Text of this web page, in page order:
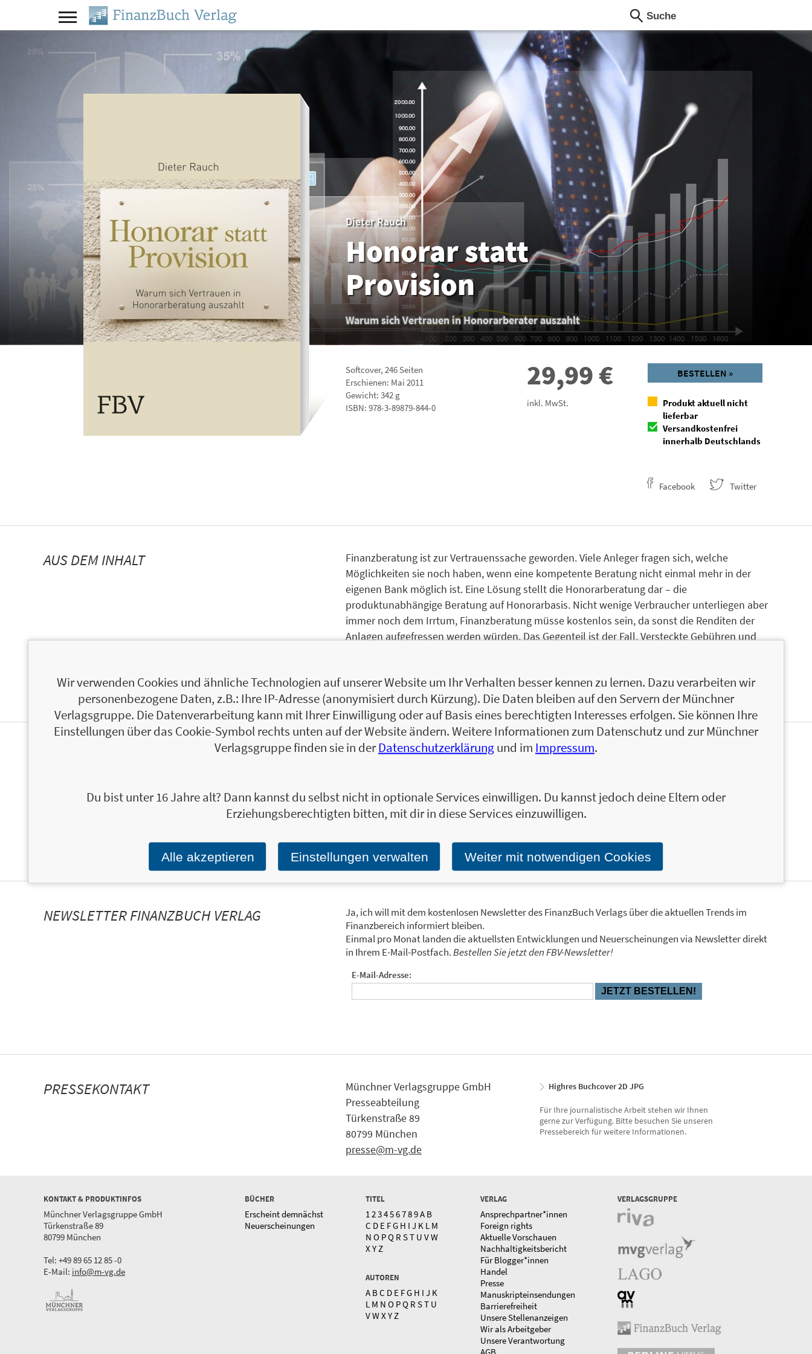
Dieter Rauch
Honorar statt
Provision
Warum sich Vertrauen in Honorarberater auszahlt
Softcover, 246 Seiten
Erschienen: Mai 2011
Gewicht: 342 g
ISBN: 978-3-89879-844-0
29,99€
inkl. MwSt.
BESTELLEN »
Produkt aktuell nicht
lieferbar
Versandkostenfrei
innerhalb Deutschlands
Facebook Twitter
AUS DEM INHALT
Finanzberatung ist zur Vertrauenssache geworden. Viele Anleger fragen sich, welche
Möglichkeiten sie noch haben, wenn eine kompetente Beratung nicht einmal mehr in der
eigenen Bank möglich ist. Eine Lösung stellt die Honorarberatung dar – die
produktunabhängige Beratung auf Honorarbasis. Nicht wenige Verbraucher unterliegen aber
immer noch dem Irrtum, Finanzberatung müsse kostenlos sein, da sonst die Renditen der
Anlagen aufgefressen werden würden. Das Gegenteil ist der Fall. Versteckte Gebühren und
müssen, um den Dialog mit dem Endverbraucher zu finanzieren.
Dieter Rauch, Jahrgang 1969, ist seit über 20 Jahren in der Finanzbranche tätig. Als
Raum. Seit dem Jahr 2000 baute er den Verband als Service und Solutionsprovider für
Honorarberater auf.
NEWSLETTER FINANZBUCH VERLAG
Ja, ich will mit dem kostenlosen Newsletter des FinanzBuch Verlags über die aktuellen Trends im
Finanzbereich informiert bleiben.
Einmal pro Monat landen die aktuellsten Entwicklungen und Neuerscheinungen via Newsletter direkt
in Ihrem E-Mail-Postfach.Bestellen Sie jetzt den FBV-Newsletter!
E-Mail-Adresse:
PRESSEKONTAKT
Münchner Verlagsgruppe GmbH
Presseabteilung
Türkenstraße 89
80799 München
presse@m-vg.de
Highres Buchcover 2D JPG
Für Ihre journalistische Arbeit stehen wir Ihnen
gerne zur Verfügung. Bitte besuchen Sie unseren
Pressebereich für weitere Informationen.
KONTAKT & PRODUKTINFOS
Münchner Verlagsgruppe GmbH
Türkenstraße 89
80799 München
Tel: +49 89 65 12 85 -0
E-Mail: info@m-vg.de
BÜCHER
Erscheint demnächst
Neuerscheinungen
TITEL
1 23456789A B
C D E FG H I J K L M
N O PQ R ST U VW
X Y Z
AUTOREN
A BC D E FG H I J K
L M N O PQ R ST U
VWX Y Z
VERLAG
Ansprechpartner*innen
Foreign rights
Aktuelle Vorschauen
Nachhaltigkeitsbericht
Für Blogger*innen
Handel
Presse
Manuskripteinsendungen
Barrierefreiheit
Unsere Stellenanzeigen
Wir als Arbeitgeber
Unsere Verantwortung
VERLAGSGRUPPE
Wir verwenden Cookies und ähnliche Technologien auf unserer Website um Ihr Verhalten besser kennen zu lernen. Dazu verarbeiten wir
personenbezogene Daten, z.B.: Ihre IP-Adresse (anonymisiert durch Kürzung). Die Daten bleiben auf den Servern der Münchner
Verlagsgruppe. Die Datenverarbeitung kann mit Ihrer Einwilligung oder auf Basis eines berechtigten Interesses erfolgen. Sie können Ihre
Einstellungen über das Cookie-Symbol rechts unten auf der Website ändern. Weitere Informationen zum Datenschutz und zur Münchner
Verlagsgruppe finden sie in derDatenschutzerklärungund im Impressum.
Du bist unter 16 Jahre alt? Dann kannst du selbst nicht in optionale Services einwilligen. Du kannst jedoch deine Eltern oder
Erziehungsberechtigten bitten, mit dir in diese Services einzuwilligen.
Alle akzeptieren Einstellungen verwalten Weiter mit notwendigen Cookies